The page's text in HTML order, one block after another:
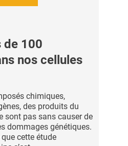
de 100
nos cellules
chimiques,
des produits du
sont pas sans causer de
dommages génétiques.
que cette étude